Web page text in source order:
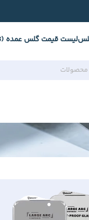
لیست قیمت گلس عمده